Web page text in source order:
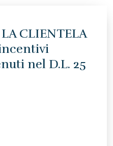
CLIENTELA
nel D.L. 25